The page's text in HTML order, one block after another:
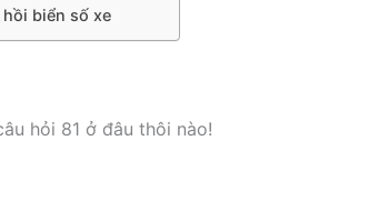
biển số xe
hỏi 81 ở đâu thôi nào!